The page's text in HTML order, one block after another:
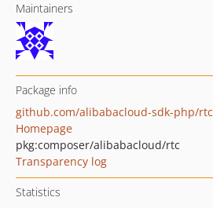
Maintainers
Package info
github.com/alibabacloud-sdk-php/rtc
Homepage
pkg:composer/alibabacloud/rtc
Transparency log
Statistics